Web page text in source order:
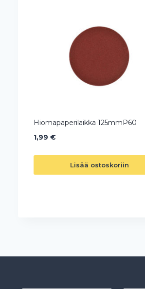
Hiomapaperilaikka 125mmP60
1,99 €
Lisää ostoskoriin